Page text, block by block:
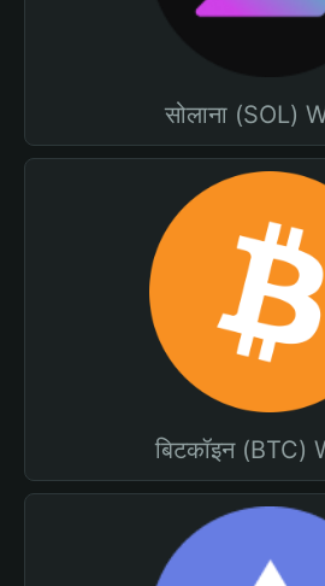
सोलाना (SOL)
बिटकॉइन (BTC)